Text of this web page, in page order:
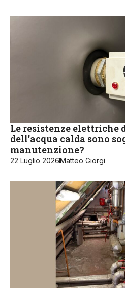
Le resistenze elettriche
dell’acqua calda sono
manutenzione?
22 Luglio 2026Matteo Giorgi